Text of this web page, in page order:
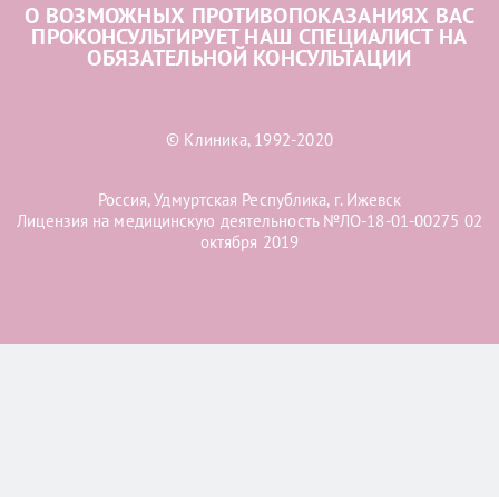
О ВОЗМОЖНЫХ ПРОТИВОПОКАЗАНИЯХ ВАС
ПРОКОНСУЛЬТИРУЕТ НАШ СПЕЦИАЛИСТ НА
ОБЯЗАТЕЛЬНОЙ КОНСУЛЬТАЦИИ
© Клиника, 1992-2020
Россия, Удмуртская Республика, г. Ижевск
Лицензия на медицинскую деятельность №ЛО-18-01-00275 02
октября 2019